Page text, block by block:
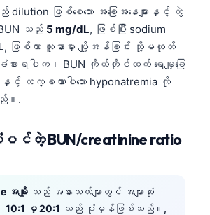
ဖြစ်စေသော အခြေအနေများနှင့် တွဲ
သည် 5 mg/dL, ဖြစ်ပြီး sodium
, ဖြစ်ကာ လူနာမှာ ပျို့အန်ခြင်း သို့မဟုတ်
စားရပါက၊ BUN ကိုယ်တိုင်ထက် ရေမျှခြေ
နှင့် လက္ခဏာပါသော hyponatremia ကို
။.
တဲ့ BUN/creatinine ratio
အချိုး သည် အနားသတ်များတွင် အများဆုံး
10:1 မှ 20:1 သည် ပုံမှန်ဖြစ်သည်။,